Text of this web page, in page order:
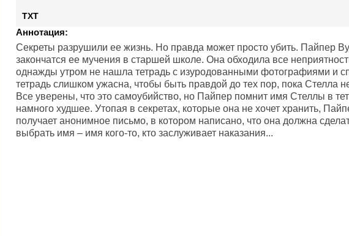
TXT
Аннотация:
Секреты разрушили ее жизнь. Но правда может просто убить. Пайпер
закончатся ее мучения в старшей школе. Она обходила все
однажды утром не нашла тетрадь с изуродованными фотографиями и
тетрадь слишком ужасна, чтобы быть правдой до тех пор, пока Стелла
Все уверены, что это самоубийство, но Пайпер помнит имя Стеллы в
намного худшее. Утопая в секретах, которые она не хочет хранить,
получает анонимное письмо, в котором написано, что она должна
выбрать имя – имя кого-то, кто заслуживает наказания...